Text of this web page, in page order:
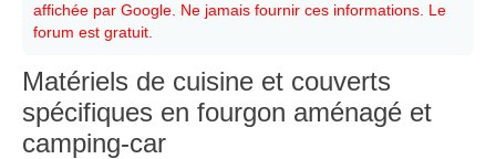
affichée par Google. Ne jamais fournir ces informations. Le
forum est gratuit.
Matériels de cuisine et couverts
spécifiques en fourgon aménagé et
camping-car